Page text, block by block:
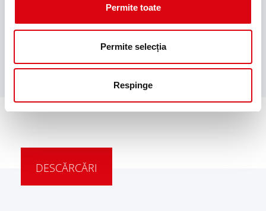
Permite toate
Permite selecția
Respinge
Tip prindere
DESCĂRCĂRI